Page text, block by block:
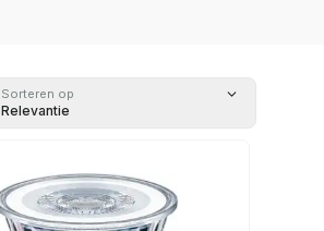
Sorteren op
Relevantie